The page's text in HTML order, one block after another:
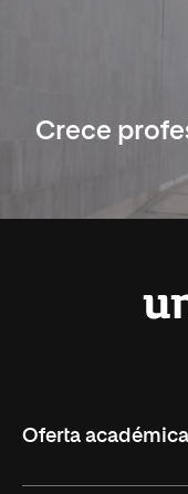
Crece
Oferta académica